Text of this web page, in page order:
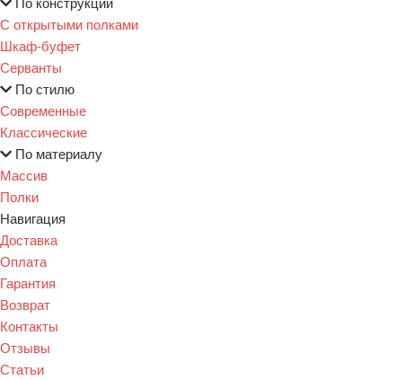
С открытыми полками
Шкаф-буфет
Серванты
По стилю
Современные
Классические
По материалу
Массив
Полки
Навигация
Доставка
Оплата
Гарантия
Возврат
Контакты
Отзывы
Статьи